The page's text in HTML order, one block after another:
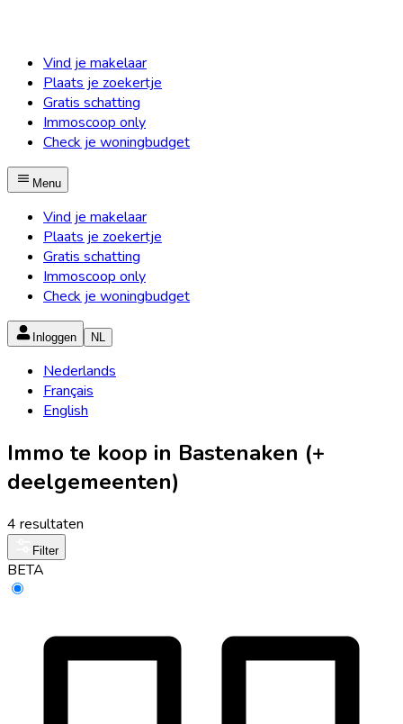
Vind je makelaar
Plaats je zoekertje
Gratis schatting
Immoscoop only
Check je woningbudget
Menu
Vind je makelaar
Plaats je zoekertje
Gratis schatting
Immoscoop only
Check je woningbudget
Inloggen NL
Nederlands
Français
English
Immo te koop in Bastenaken (+
deelgemeenten)
4 resultaten
Filter
BETA